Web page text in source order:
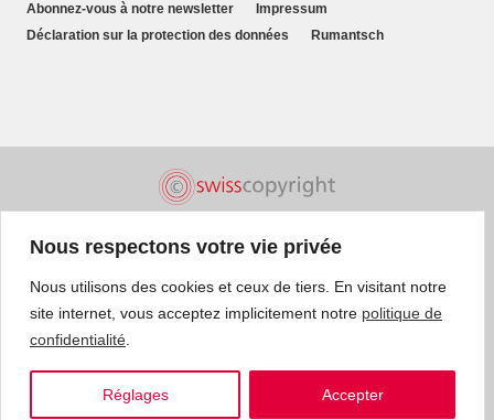
Nous respectons votre vie privée
Nous utilisons des cookies et ceux de tiers. En visitant notre
site internet, vous acceptez implicitement notre politique de
confidentialité
Réglages Accepter
Abonnez-vous à notre newsletter
Impressum
Déclaration sur la protection des données
Rumantsch